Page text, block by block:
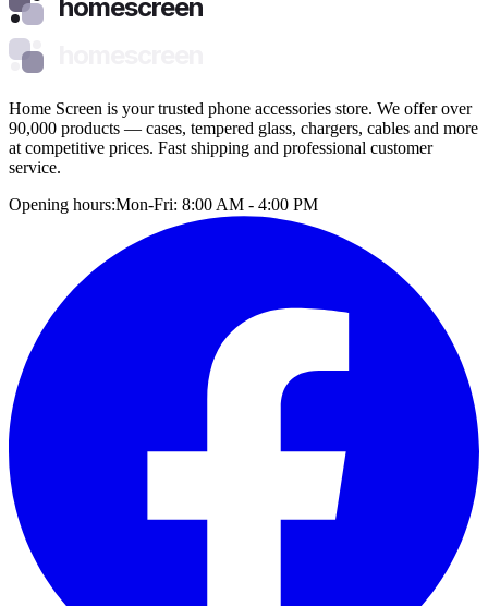
homescreen
Home Screen is your trusted phone accessories store. We offer over
90,000 products — cases, tempered glass, chargers, cables and more
at competitive prices. Fast shipping and professional customer
service.
Opening hours:Mon-Fri: 8:00 AM - 4:00 PM